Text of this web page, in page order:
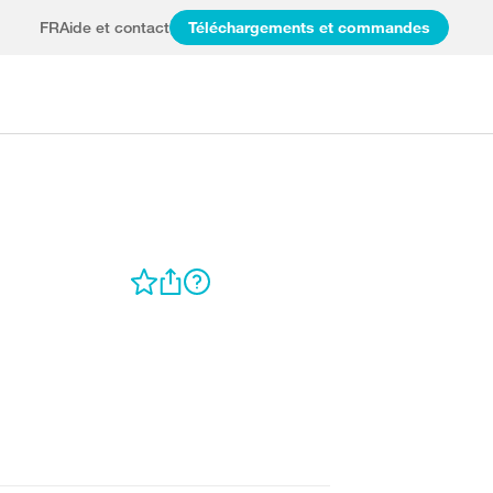
FRAide et contact Téléchargements et commandes